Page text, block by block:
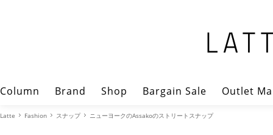
Column Brand Shop Bargain Sale Outlet
Latte Fashion スナップ ニューヨークのAssakoのストリートスナップ